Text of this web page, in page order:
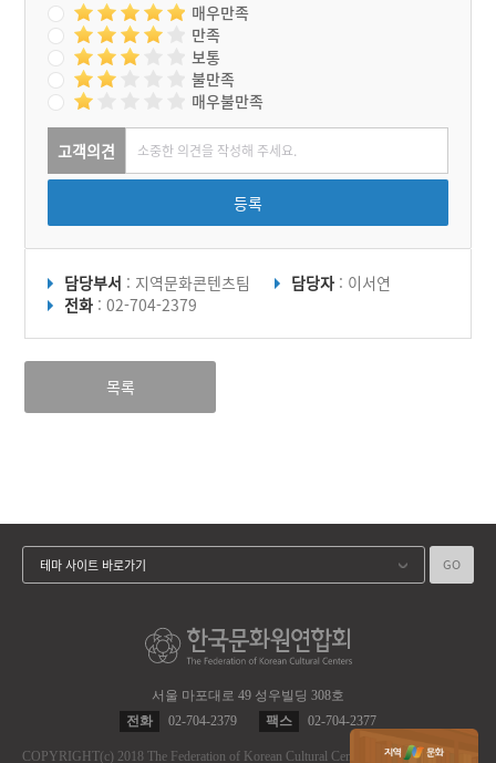
매우만족
만족
보통
불만족
매우불만족
고객의견
등록
담당부서 : 지역문화콘텐츠팀 담당자 : 이서연
전화 : 02-704-2379
목록
서울 마포대로 49 성우빌딩 308호
전화
02-704-2379 팩스 02-704-2377
COPYRIGHT(c) 2018 The Federation of Korean Cultural Centers. ALL RIGHT RES
테마 사이트 바로가기 GO